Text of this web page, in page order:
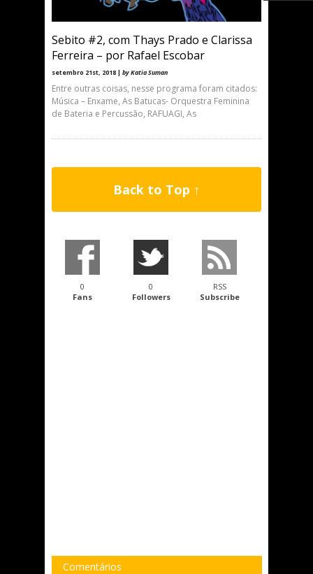
Sebito #2, com Thays Prado e Clarissa
Ferreira – por Rafael Escobar
setembro 21st, 2018 | by Katia Suman
Entre outras coisas, nesse programa foram citados:
Música – Enxame, As Batucas- Orquestra Feminina
de Bateria e Percussão, RAFUAGI, As
Back to Top ↑
0
Fans
0
Followers
RSS
Subscribe
Comentários